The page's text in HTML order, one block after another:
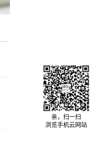
亲，扫一扫
浏览手机云网站